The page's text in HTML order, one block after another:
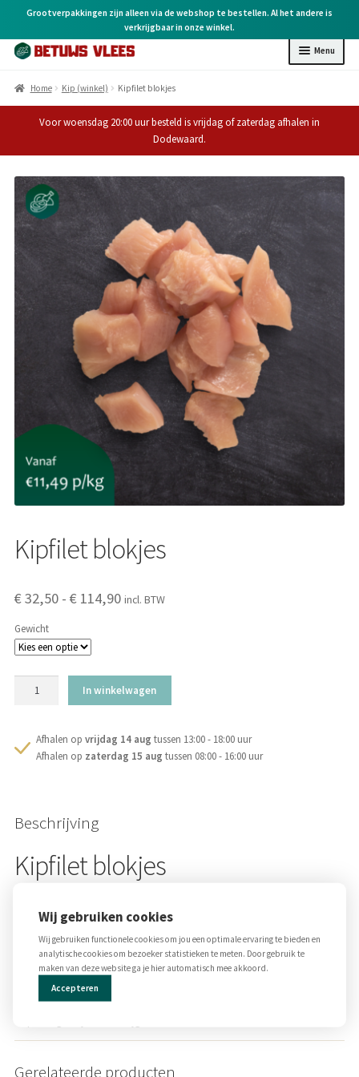
Grootverpakkingen zijn alleen via de webshop te bestellen. Al het andere is
verkrijgbaar in onze winkel.
Menu
Home
Kip (online)
Rund (winkel)
Varken (winkel)
BBQ (winkel)
Kruiden & overige
Cadeaubonnen
Home Kip (winkel) Kipfilet blokjes
Voor woensdag 20:00 uur besteld is vrijdag of zaterdag afhalen in
Dodewaard.
Kipfilet blokjes
€32,50 - € 114,90Prijsklasse:
incl. BTW
Gewicht
In winkelwagen
Afhalen op vrijdag 14 aug tussen 13:00 - 18:00 uur
Afhalen op zaterdag 15 aug tussen 08:00 - 16:00 uur
Beschrijving
Kipfilet blokjes
kipfiletblokjes zijn eenvoudig zelf op smaak te maken met één van onze
kruiden. Lekker voor door je wokgerecht of om je eigen satéstokjes mee te
maken.
De verpakkingen van 2,5 kg, 5 kg en 10 kg zijn uitsluitend op bestelling af te
halen. Deze hebben wij niet standaard op voorraad in de winkel. De kleinere
Gerelateerde producten
Wij gebruiken cookies
Wij gebruiken functionele cookies om jou een optimale ervaring te bieden en
analytische cookies om bezoeker statistieken te meten. Door gebruik te
maken van deze website ga je hier automatisch mee akkoord.
Accepteren